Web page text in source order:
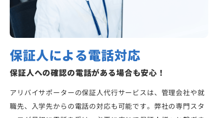
保証人による電話対応
保証人への確認の電話がある場合も安心！
アリバイサポーターの保証人代行サービスは、管理会社や就
職先、入学先からの電話の対応も可能です。弊社の専門スタ